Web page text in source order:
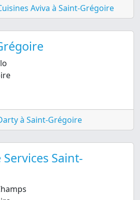
Aviva à Saint-Grégoire
à Saint-Grégoire
Services Saint-